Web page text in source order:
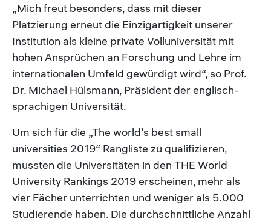
„Mich freut besonders, dass mit dieser
Platzierung erneut die Einzigartigkeit unserer
Institution als kleine private Volluniversität mit
hohen Ansprüchen an Forschung und Lehre im
internationalen Umfeld gewürdigt wird“, so Prof.
Dr. Michael Hülsmann, Präsident der englisch-
sprachigen Universität.
Um sich für die „The world’s best small
universities 2019“ Rangliste zu qualifizieren,
mussten die Universitäten in den THE World
University Rankings 2019 erscheinen, mehr als
vier Fächer unterrichten und weniger als 5.000
Studierende haben. Die durchschnittliche Anzahl